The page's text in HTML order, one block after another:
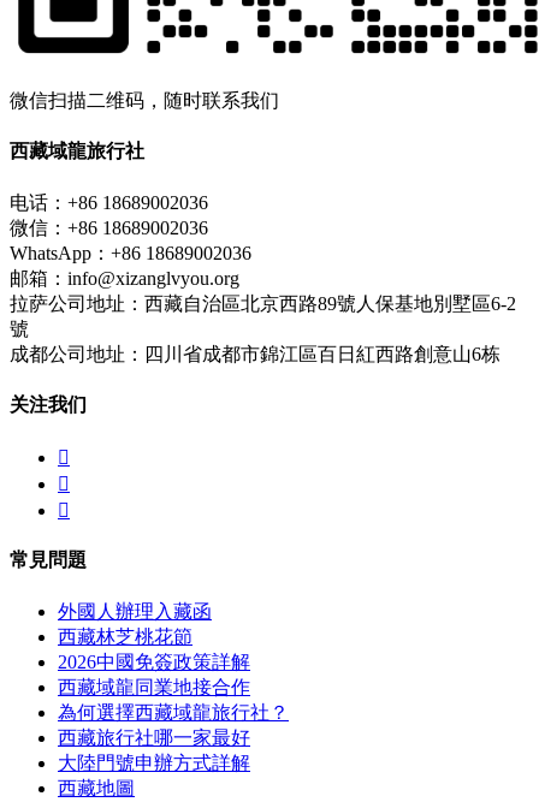
微信扫描二维码，随时联系我们
西藏域龍旅行社
电话：+86 18689002036
微信：+86 18689002036
WhatsApp：+86 18689002036
邮箱：info@xizanglvyou.org
拉萨公司地址：西藏自治區北京西路89號人保基地別墅區6-2
號
成都公司地址：四川省成都市錦江區百日紅西路創意山6栋
关注我们



常見問題
外國人辦理入藏函
西藏林芝桃花節
2026中國免簽政策詳解
西藏域龍同業地接合作
為何選擇西藏域龍旅行社？
西藏旅行社哪一家最好
大陸門號申辦方式詳解
西藏地圖